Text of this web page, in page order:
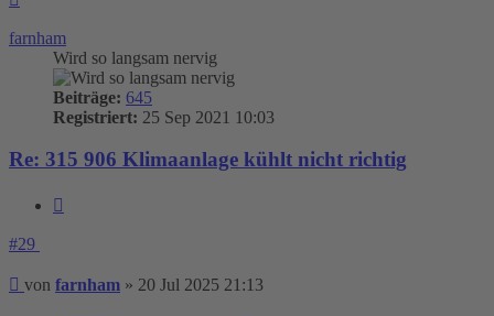
farnham
Wird so langsam nervig
Beiträge: 645
Registriert: 25 Sep 2021 10:03
Re: 315 906 Klimaanlage kühlt nicht richtig
#29
Beitrag
von farnham » 20 Jul 2025 21:13